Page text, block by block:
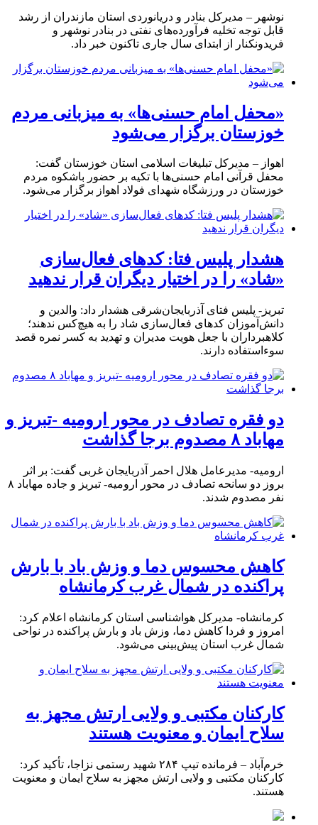
نوشهر – مدیرکل بنادر و دریانوردی استان مازندران از رشد
قابل توجه تخلیه فرآورده‌های نفتی در بنادر نوشهر و
فریدونکنار از ابتدای سال جاری تاکنون خبر داد.
«محفل امام حسنی‌ها» به میزبانی مردم
خوزستان برگزار می‌شود
اهواز – مدیرکل تبلیغات اسلامی استان خوزستان گفت:
محفل قرآنی امام حسنی‌ها با تکیه بر حضور باشکوه مردم
خوزستان در ورزشگاه شهدای فولاد اهواز برگزار می‌شود.
هشدار پلیس فتا: کدهای فعال‌سازی
«شاد» را در اختیار دیگران قرار ندهید
تبریز- پلیس فتای آذربایجان‌شرقی هشدار داد: والدین و
دانش‌آموزان کدهای فعال‌سازی شاد را به هیچ‌کس ندهند؛
کلاهبرداران با جعل هویت مدیران و تهدید به کسر نمره قصد
سوءاستفاده دارند.
دو فقره تصادف در محور ارومیه -تبریز و
مهاباد ۸ مصدوم برجا گذاشت
ارومیه- مدیرعامل هلال احمر آذربایجان غربی گفت: بر اثر
بروز دو سانحه تصادف در محور ارومیه- تبریز و جاده مهاباد ۸
نفر مصدوم شدند.
کاهش محسوس دما و وزش باد با بارش
پراکنده در شمال غرب کرمانشاه
کرمانشاه- مدیرکل هواشناسی استان کرمانشاه اعلام کرد:
امروز و فردا کاهش دما، وزش باد و بارش پراکنده در نواحی
شمال غرب استان پیش‌بینی می‌شود.
کارکنان مکتبی و ولایی ارتش مجهز به
سلاح ایمان و معنویت هستند
خرم‌آباد – فرمانده تیپ ۲۸۴ شهید رستمی نزاجا، تأکید کرد:
کارکنان مکتبی و ولایی ارتش مجهز به سلاح ایمان و معنویت
هستند.